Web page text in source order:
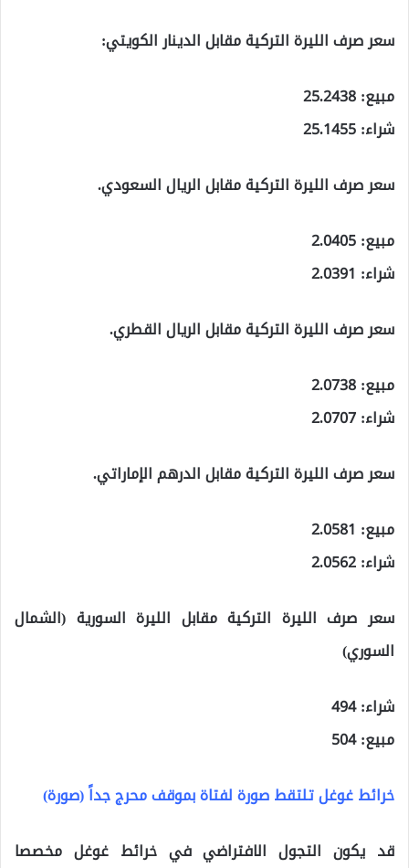
سعر صرف الليرة التركية مقابل الدينار الكويتي:
مبيع: 25.2438
شراء: 25.1455
سعر صرف الليرة التركية مقابل الريال السعودي.
مبيع: 2.0405
شراء: 2.0391
سعر صرف الليرة التركية مقابل الريال القطري.
مبيع: 2.0738
شراء: 2.0707
سعر صرف الليرة التركية مقابل الدرهم الإماراتي.
مبيع: 2.0581
شراء: 2.0562
سعر صرف الليرة التركية مقابل الليرة السورية (الشمال
السوري)
شراء: 494
مبيع: 504
خرائط غوغل تلتقط صورة لفتاة بموقف محرج جداً (صورة)
قد يكون التجول الافتراضي في خرائط غوغل مخصصا